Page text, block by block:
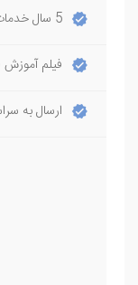
5 سال خدمات پس از فروش
فیلم
ارسال به